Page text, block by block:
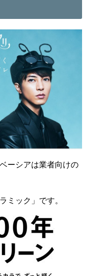
ーシアは業者向けの
ミック」です。